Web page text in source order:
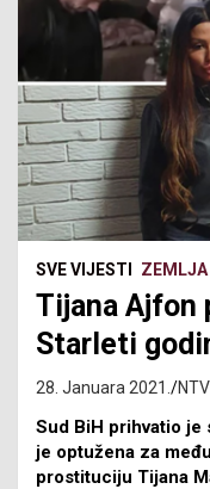
SVE VIJESTI ZEMLJA
Tijana Ajfon
Starleti
28. Januara 2021.
Sud BiH prihvatio
je optužena za
prostituciju Tijana